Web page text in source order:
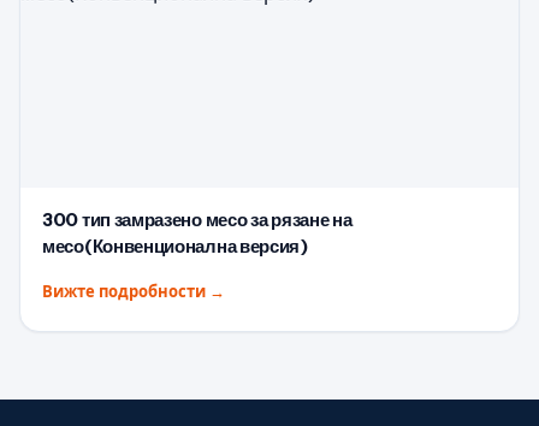
300 тип замразено месо за рязане на
месо(Конвенционална версия)
Вижте подробности →